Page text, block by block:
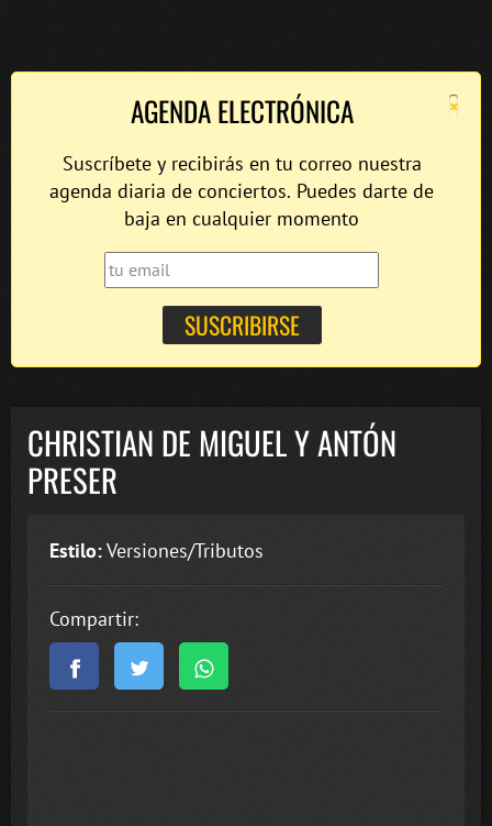
×
AGENDA ELECTRÓNICA
Suscríbete y recibirás en tu correo nuestra
agenda diaria de conciertos. Puedes darte de
baja en cualquier momento
CHRISTIAN DE MIGUEL Y ANTÓN
PRESER
Estilo:Versiones/Tributos
Compartir: